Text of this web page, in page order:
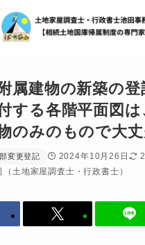
属建物の新築の
する各階平面図
のみのもので大
変更登記 2024年10月26日
（土地家屋調査士・行政書士）